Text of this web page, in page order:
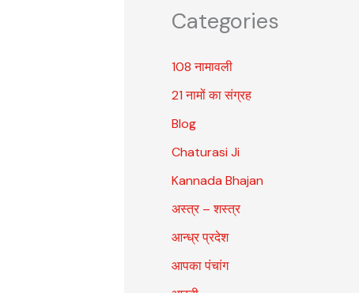
Categories
108 नामावली
21 नामों का संग्रह
Blog
Chaturasi Ji
Kannada Bhajan
अस्त्र – शस्त्र
आन्ध्र प्रदेश
आपका पंचांग